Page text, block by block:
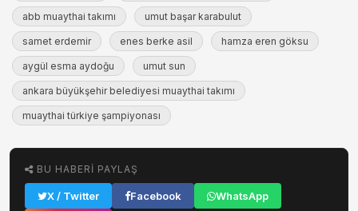
abb muaythai takımı umut başar karabulut
samet erdemir enes berke asil hamza eren göksu
aygül esma aydoğu umut sun
ankara büyükşehir belediyesi muaythai takımı
muaythai türkiye şampiyonası
BU HABERI PAYLAŞ
X / Twitter Facebook
WhatsApp